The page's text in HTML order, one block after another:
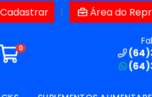
| Área do
0